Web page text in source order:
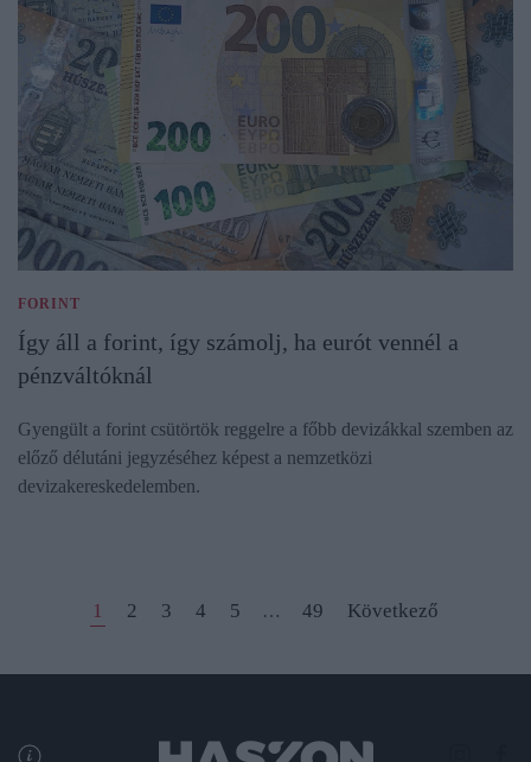
FORINT
Így áll a forint, így számolj, ha eurót vennél a
pénzváltóknál
Gyengült a forint csütörtök reggelre a főbb devizákkal szemben az
előző délutáni jegyzéséhez képest a nemzetközi
devizakereskedelemben.
1 2 3 4 5 … 49 Következő